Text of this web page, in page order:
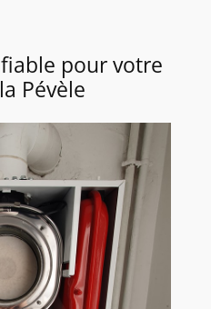
pour votre
Pévèle